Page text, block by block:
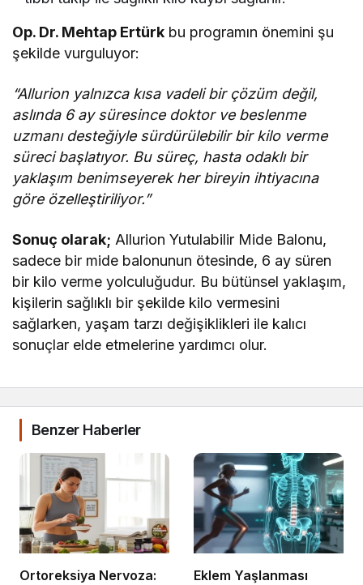
Op. Dr. Mehtap Ertürk bu programın önemini şu
şekilde vurguluyor:
“Allurion yalnızca kısa vadeli bir çözüm değil,
aslında 6 ay süresince doktor ve beslenme
uzmanı desteğiyle sürdürülebilir bir kilo verme
süreci başlatıyor. Bu süreç, hasta odaklı bir
yaklaşım benimseyerek her bireyin ihtiyacına
göre özelleştiriliyor.”
Sonuç olarak; Allurion Yutulabilir Mide Balonu,
sadece bir mide balonunun ötesinde, 6 ay süren
bir kilo verme yolculuğudur. Bu bütünsel yaklaşım,
kişilerin sağlıklı bir şekilde kilo vermesini
sağlarken, yaşam tarzı değişiklikleri ile kalıcı
sonuçlar elde etmelerine yardımcı olur.
Benzer Haberler
Ortoreksiya Nervoza:
Eklem Yaşlanması